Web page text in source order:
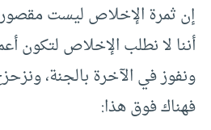
إن ثمرة الإخلاص ليست
أننا لا نطلب الإخلاص لتكون
ونفوز في الآخرة بالجنة،
فهناك فوق هذا: